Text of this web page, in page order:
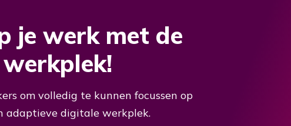
je werk met de
om volledig te kunnen focussen op
adaptieve digitale werkplek.